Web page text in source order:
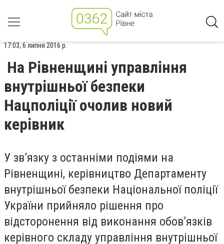
17:03, 6 липня 2016 р.
На Рівненщині управління
внутрішньої безпеки
Нацполіції очолив новий
керівник
У зв’язку з останніми подіями на
Рівненщині, керівництво Департаменту
внутрішньої безпеки Національної поліції
України прийняло рішення про
відсторонення від виконання обов’язків
керівного складу управління внутрішньої